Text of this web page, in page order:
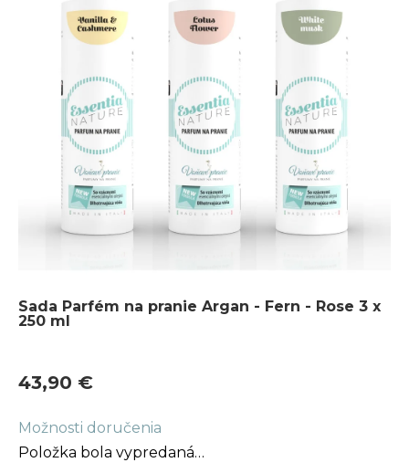
Sada Parfém na pranie Argan - Fern - Rose 3 x
250 ml
43,90 €
cena:
Možnosti doručenia
Položka bola vypredaná…